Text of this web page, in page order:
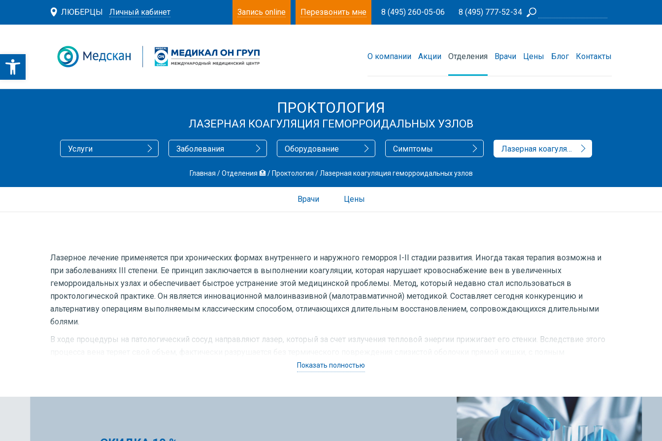
ЛЮБЕРЦЫ Личный кабинет Запись online Перезвонить мне 8 (495) 260-05-06 8 (495) 777-52-34
О компании Акции Отделения Врачи Цены Блог Контакты
ПРОКТОЛОГИЯ
ЛАЗЕРНАЯ КОАГУЛЯЦИЯ ГЕМОРРОИДАЛЬНЫХ УЗЛОВ
Услуги Заболевания Оборудование Симптомы Лазерная коагуляция геморроидальных узлов
Главная /Отделения 🏥/ Проктология / Лазерная коагуляция геморроидальных узлов
Врачи Цены
Лазерное лечение применяется при хронических формах внутреннего и наружного геморроя I-II стадии развития. Иногда такая терапия возможна и
при заболеваниях III степени. Ее принцип заключается в выполнении коагуляции, которая нарушает кровоснабжение вен в увеличенных
геморроидальных узлах и обеспечивает быстрое устранение этой медицинской проблемы. Метод, который недавно стал использоваться в
проктологической практике. Он является инновационной малоинвазивной (малотравматичной) методикой. Составляет сегодня конкуренцию и
альтернативу операциям выполняемым классическим способом, отличающихся длительным восстановлением, сопровождающихся длительными
болями.
В ходе процедуры на патологический сосуд направляют лазер, который за счет излучения тепловой энергии прижигает его стенки. Вследствие этого
сохранением функции анального сфинктера. В случае наружного геморроя с помощью лазера увеличенный узел отсекается. После этого
кишки.Для полного излечения геморроя на ранних стадиях зачастую достаточно проведения одной процедуры лазерной коагуляции, в более
Преимущества метода:
Показать полностью